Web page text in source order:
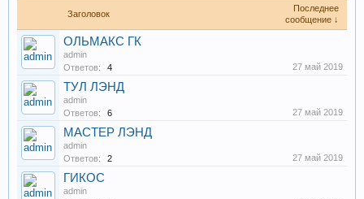
Заголовок
Последнее
сообщение ↓
ОЛЬМАКС ГК
admin
Ответов:
4 27 май 2019
ТУЛ ЛЭНД
admin
Ответов:
6 27 май 2019
МАСТЕР ЛЭНД
admin
Ответов:
2 27 май 2019
ГИКОС
admin